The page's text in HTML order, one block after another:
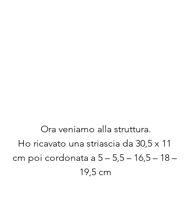
Ora veniamo alla struttura.
Ho ricavato una striascia da 30,5 x 11
cm poi cordonata a 5 – 5,5 – 16,5 – 18 –
19,5 cm